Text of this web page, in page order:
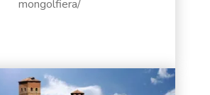
mongolfiera/